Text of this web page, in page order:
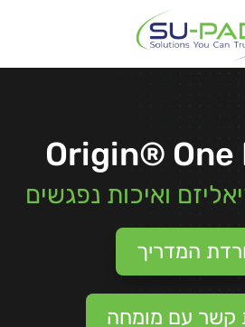
Origin® One
ואיכות נפגשים
המדריך
קשר עם מומחה